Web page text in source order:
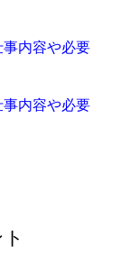
内容や必要
内容や必要